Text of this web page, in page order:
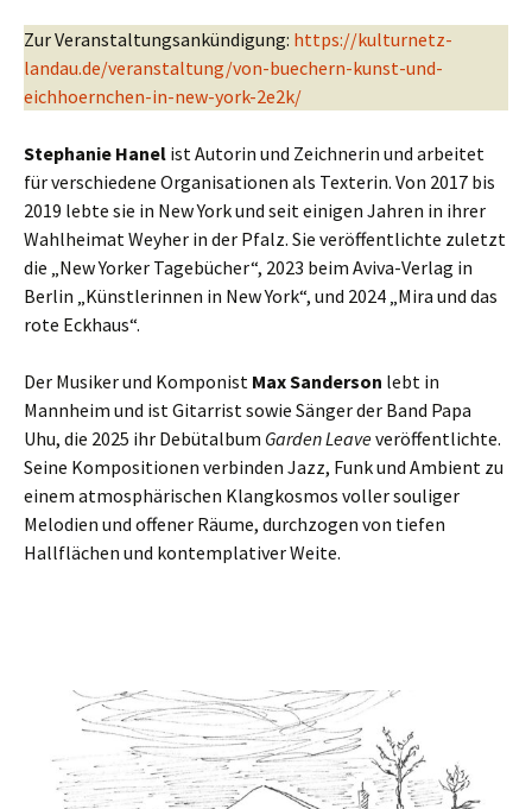
Zur Veranstaltungsankündigung: https://kulturnetz-
landau.de/veranstaltung/von-buechern-kunst-und-
eichhoernchen-in-new-york-2e2k/
Stephanie Hanel ist Autorin und Zeichnerin und arbeitet
für verschiedene Organisationen als Texterin. Von 2017 bis
2019 lebte sie in New York und seit einigen Jahren in ihrer
Wahlheimat Weyher in der Pfalz. Sie veröffentlichte zuletzt
die „New Yorker Tagebücher“, 2023 beim Aviva-Verlag in
Berlin „Künstlerinnen in New York“, und 2024 „Mira und das
rote Eckhaus“.
Der Musiker und Komponist Max Sanderson lebt in
Mannheim und ist Gitarrist sowie Sänger der Band Papa
Uhu, die 2025 ihr Debütalbum Garden Leaveveröffentlichte.
Seine Kompositionen verbinden Jazz, Funk und Ambient zu
einem atmosphärischen Klangkosmos voller souliger
Melodien und offener Räume, durchzogen von tiefen
Hallflächen und kontemplativer Weite.